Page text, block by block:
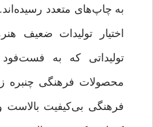
به چاپ‌های متعدد رسیده‌اند.
اختیار تولیدات ضعیف
تولیداتی که به فست‌فود
محصولات فرهنگی چنبره
فرهنگی بی‌کیفیت بالاست